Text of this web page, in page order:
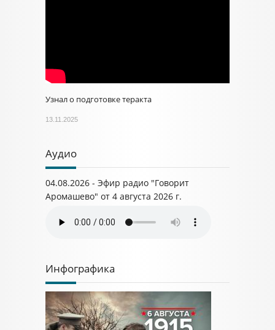
Узнал о подготовке теракта
13.11.2025
Аудио
04.08.2026 - Эфир радио "Говорит
Аромашево" от 4 августа 2026 г.
Инфографика